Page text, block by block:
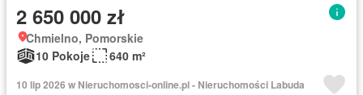
2 650 000 zł
Chmielno, Pomorskie
10 Pokoje
640 m²
10 lip 2026 w Nieruchomosci-online.pl - Nieruchomości Labuda